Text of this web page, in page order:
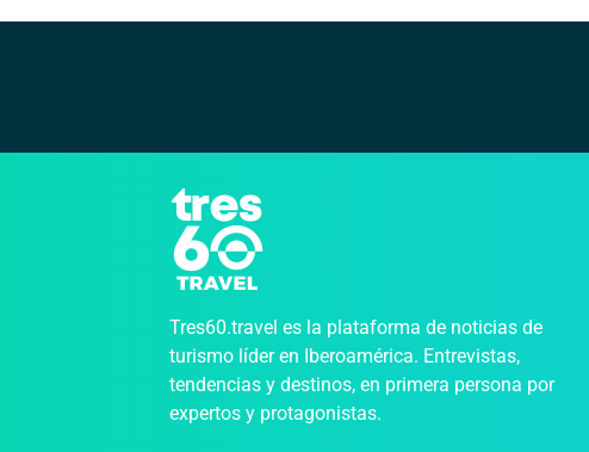
Tres60.travel es la plataforma de noticias de
turismo líder en Iberoamérica. Entrevistas,
tendencias y destinos, en primera persona por
expertos y protagonistas.